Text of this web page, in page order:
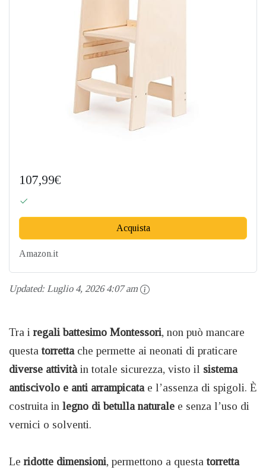
107,99€
Acquista
Amazon.it
Updated: Luglio 4, 2026 4:07 am
Tra i regali battesimo Montessori, non può mancare
questa torrettache permette ai neonati di praticare
diverse attivitàin totale sicurezza, visto il sistema
antiscivolo e anti arrampicatae l’assenza di spigoli. È
costruita in legno di betulla naturale e senza l’uso di
vernici o solventi.
Le ridotte dimensioni, permettono a questa torretta